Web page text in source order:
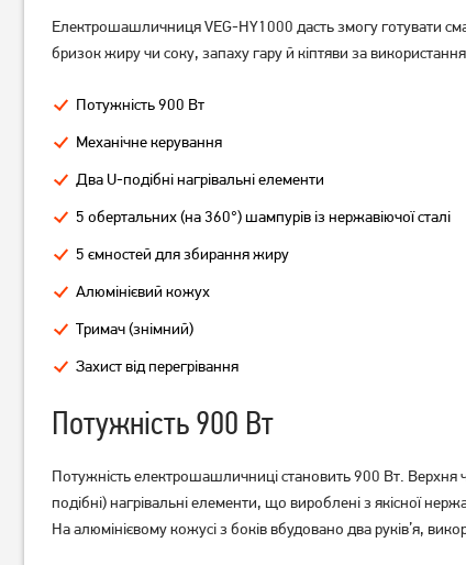
Гриль TEFAL GC205012
3 919грн
3 129грн 6 159
Гриль Esperanza EKG006
1 249грн
Гриль Ardesto GK-STC20
4 749грн
Електрошашличниця VEG-HY1000 дасть змогу готувати
бризок жиру чи соку, запаху гару й кіптяви за
Потужність 900 Вт
Механічне керування
Два U-подібні нагрівальні елементи
5 обертальних (на 360°) шампурів із нержавіючої сталі
5 ємностей для збирання жиру
Алюмінієвий кожух
Тримач (знімний)
Захист від перегрівання
Потужність 900 Вт
Потужність електрошашличниці становить 900 Вт. Верхня
подібні) нагрівальні елементи, що вироблені з якісної
На алюмінієвому кожусі з боків вбудовано два руків’я,